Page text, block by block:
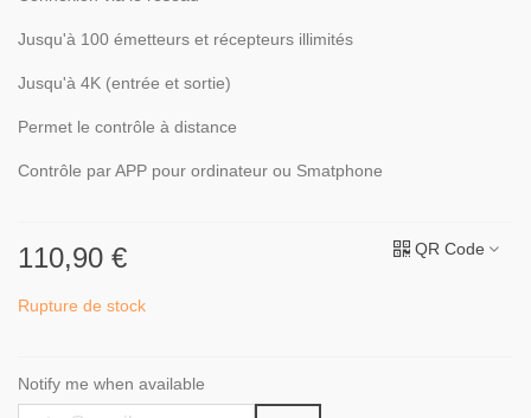
Jusqu'à 100 émetteurs et récepteurs illimités
Jusqu'à 4K (entrée et sortie)
Permet le contrôle à distance
Contrôle par APP pour ordinateur ou Smatphone
110,90 € QR Code
Rupture de stock
Notify me when available